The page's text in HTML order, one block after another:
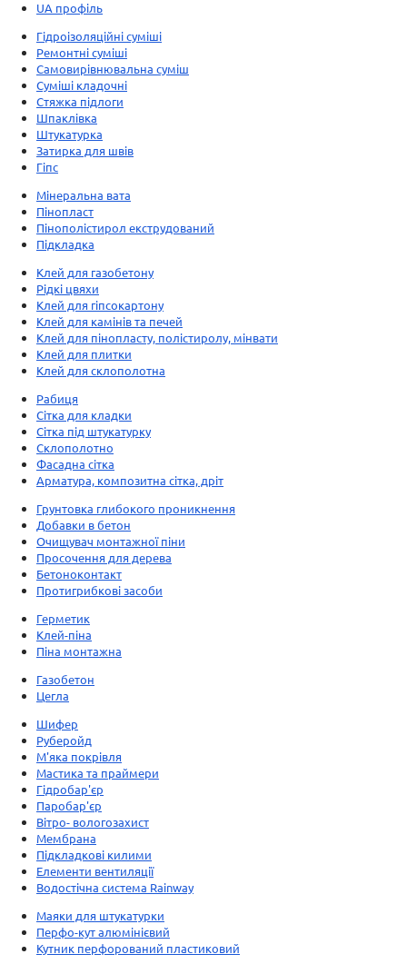
UA профіль
Гідроізоляційні суміші
Ремонтні суміші
Самовирівнювальна суміш
Суміші кладочні
Стяжка підлоги
Шпаклівка
Штукатурка
Затирка для швів
Гіпс
Мінеральна вата
Пінопласт
Пінополістирол екструдований
Підкладка
Клей для газобетону
Рідкі цвяхи
Клей для гіпсокартону
Клей для камінів та печей
Клей для пінопласту, полістиролу, мінвати
Клей для плитки
Клей для склополотна
Рабиця
Сітка для кладки
Сітка під штукатурку
Склополотно
Фасадна сітка
Арматура, композитна сітка, дріт
Грунтовка глибокого проникнення
Добавки в бетон
Очищувач монтажної піни
Просочення для дерева
Бетоноконтакт
Протигрибкові засоби
Герметик
Клей-піна
Піна монтажна
Газобетон
Цегла
Шифер
Руберойд
М'яка покрівля
Мастика та праймери
Гідробар'єр
Паробар'єр
Вітро- вологозахист
Мембрана
Підкладкові килими
Елементи вентиляції
Водостічна система Rainway
Маяки для штукатурки
Перфо-кут алюмінієвий
Кутник перфорований пластиковий